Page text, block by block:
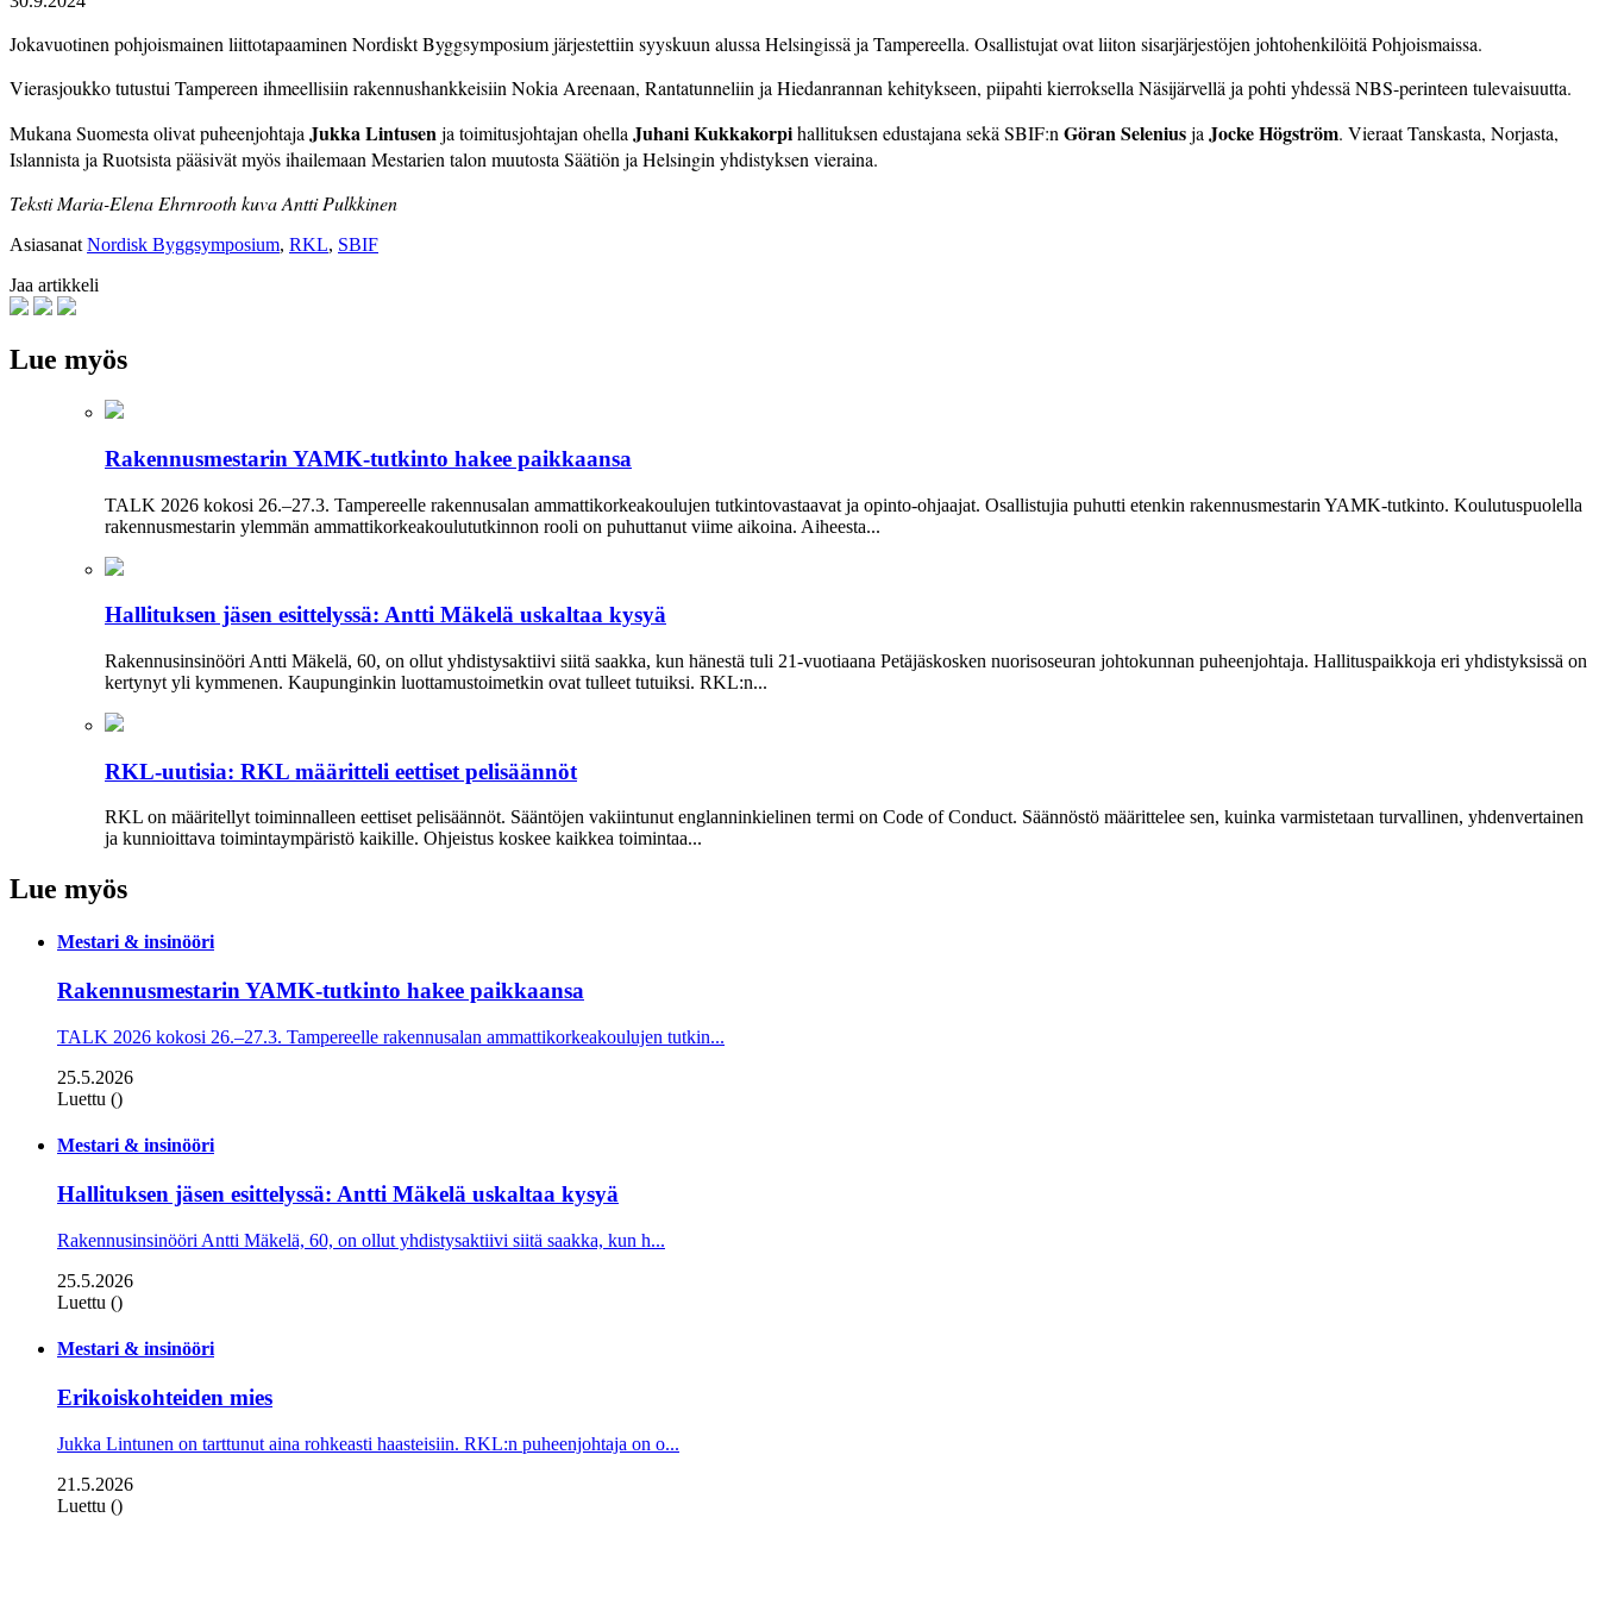
Jokavuotinen pohjoismainen liittotapaaminen Nordiskt Byggsymposium järjestettiin syyskuun alussa Helsingissä ja Tampereella. Osallistujat ovat liiton sisarjärjestöjen johtohenkilöitä Pohjoismaissa.
Vierasjoukko tutustui Tampereen ihmeellisiin rakennushankkeisiin Nokia Areenaan, Rantatunneliin ja Hiedanrannan kehitykseen, piipahti kierroksella Näsijärvellä ja pohti yhdessä NBS-perinteen tulevaisuutta.
Mukana Suomesta olivat puheenjohtajaJukka Lintusenja toimitusjohtajan ohellaJuhani Kukka­korpihallituksen edustajana sekä SBIF:nGöran SeleniusjaJocke Högström. Vieraat Tanskas­ta, Norjasta,
Islannista ja Ruotsista pääsivät myös ihailemaan Mestarien talon muutosta Säätiön ja Helsingin yhdistyksen vieraina.
Teksti Maria-Elena Ehrnrooth kuva Antti Pulkkinen
Asiasanat Nordisk Byggsymposium, RKL, SBIF
Jaa artikkeli
Lue myös
Rakennusmestarin YAMK-tutkinto hakee paikkaansa
TALK 2026 kokosi 26.–27.3. Tampereelle rakennusalan ammattikorkeakoulujen tutkintovastaavat ja opinto-ohjaajat. Osallistujia puhutti etenkin rakennusmestarin YAMK-tutkinto. Koulutuspuolella
rakennusmestarin ylemmän ammattikorkeakoulututkinnon rooli on puhuttanut viime ­aikoina. ­Aiheesta...
Hallituksen jäsen esittelyssä: Antti Mäkelä uskaltaa kysyä
Rakennusinsinööri Antti Mäkelä, 60, on ollut yhdistysaktiivi siitä saakka, kun hänestä tuli 21-vuo­tiaana Petäjäskosken nuoriso­seuran johtokunnan puheenjohtaja. Hallituspaikkoja eri yhdistyksissä on
kertynyt yli kymmenen. Kaupunginkin luottamustoimetkin ovat tulleet tutuiksi. RKL:n...
RKL-uutisia: RKL määritteli eettiset pelisäännöt
RKL on määritellyt toiminnalleen eettiset peli­säännöt. Sääntöjen vakiintunut englanninkielinen termi on Code of Conduct. Säännöstö määrittelee sen, kuinka varmistetaan turvallinen, yhdenvertainen
ja kun­nioittava toimintaympäristö kaikille. Ohjeistus koskee kaikkea toimintaa...
Lue myös
Mestari & insinööri
Rakennusmestarin YAMK-tutkinto hakee paikkaansa
TALK 2026 kokosi 26.–27.3. Tampereelle rakennusalan ammattikorkeakoulujen tutkin...
25.5.2026
Luettu ()
Mestari & insinööri
Hallituksen jäsen esittelyssä: Antti Mäkelä uskaltaa kysyä
Rakennusinsinööri Antti Mäkelä, 60, on ollut yhdistysaktiivi siitä saakka, kun h...
25.5.2026
Luettu ()
Mestari & insinööri
Erikoiskohteiden mies
Jukka Lintunen on tarttunut aina rohkeasti haasteisiin. RKL:n puheenjohtaja on o...
21.5.2026
Luettu ()